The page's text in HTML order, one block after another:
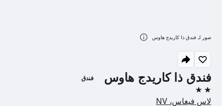
فندق ذا كاريدج هاوس فندق
2 نجمتين
لاس فيغاس، NV
صور لـ فندق ذا كاريدج هاوس